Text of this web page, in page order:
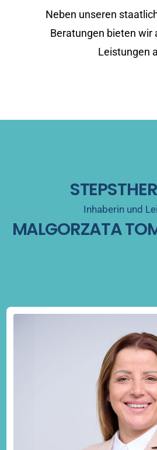
Neben unseren
Beratungen bieten wir
Leistungen
Inhaberin und
MALGORZATA